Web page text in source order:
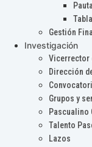
Gestión
Investigación
Vicerrector
Dirección
Grupos y
Pascualino
Talento
Lazos